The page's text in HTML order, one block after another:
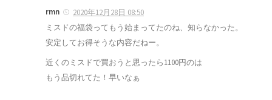
rmn
2020年12月28日 08:50
ミスドの福袋ってもう始まってたのね、知らなかった。
安定してお得そうな内容だねー。
近くのミスドで買おうと思ったら1100円のは
もう品切れてた！早いなぁ